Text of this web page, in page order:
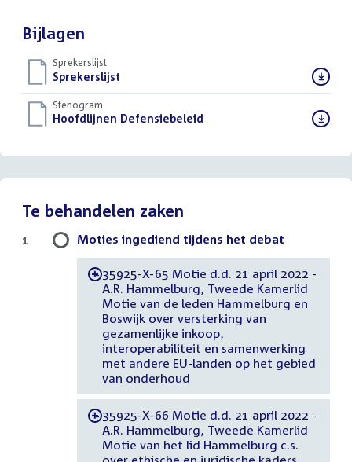
Bijlagen
Sprekerslijst
Download
bestand:
Sprekerslijst
Stenogram
Download
Hoofdlijnen Defensiebeleid
Te behandelen zaken
Moties ingediend tijdens het debat
-35925-X-65 Motie d.d. 21 april 2022 -
A.R. Hammelburg, Tweede Kamerlid
Motie van de leden Hammelburg en
Boswijk over versterking van
gezamenlijke inkoop,
interoperabiliteit en samenwerking
met andere EU-landen op het gebied
van onderhoud
-35925-X-66 Motie d.d. 21 april 2022 -
A.R. Hammelburg, Tweede Kamerlid
Motie van het lid Hammelburg c.s.
1